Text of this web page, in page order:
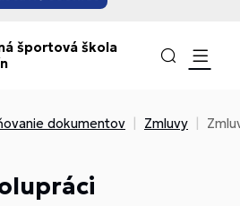
športová škola
dokumentov Zmluvy